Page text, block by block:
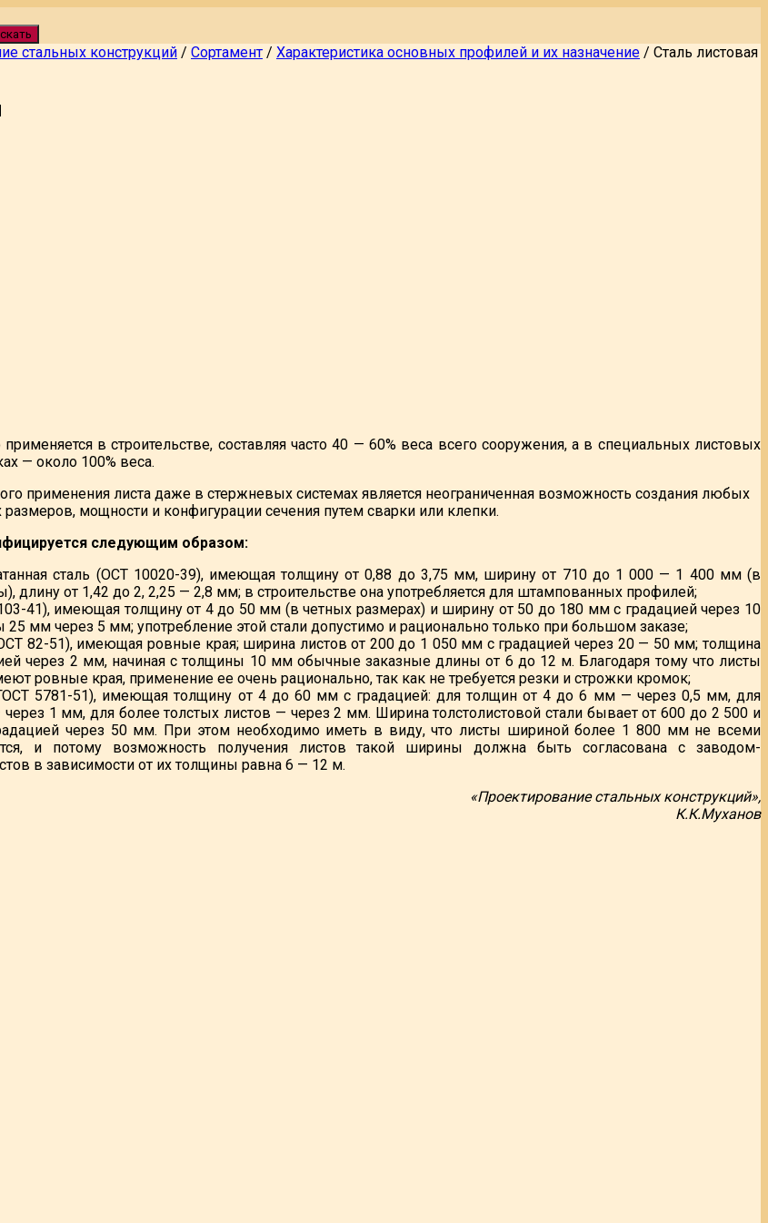
стальных конструкций / Сортамент / Характеристика основных профилей и их назначение / Сталь листовая
в строительстве, составляя часто 40 — 60% веса всего сооружения, а в специальных листовых
— около 100% веса.
применения листа даже в стержневых системах является неограниченная возможность создания любых
мощности и конфигурации сечения путем сварки или клепки.
следующим образом:
сталь (ОСТ 10020-39), имеющая толщину от 0,88 до 3,75 мм, ширину от 710 до 1 000 — 1 400 мм (в
длину от 1,42 до 2, 2,25 — 2,8 мм; в строительстве она употребляется для штампованных профилей;
41), имеющая толщину от 4 до 50 мм (в четных размерах) и ширину от 50 до 180 мм с градацией через 10
мм через 5 мм; употребление этой стали допустимо и рационально только при большом заказе;
82-51), имеющая ровные края; ширина листов от 200 до 1 050 мм с градацией через 20 — 50 мм; толщина
через 2 мм, начиная с толщины 10 мм обычные заказные длины от 6 до 12 м. Благодаря тому что листы
ровные края, применение ее очень рационально, так как не требуется резки и строжки кромок;
(ГОСТ 5781-51), имеющая толщину от 4 до 60 мм с градацией: для толщин от 4 до 6 мм — через 0,5 мм, для
1 мм, для более толстых листов — через 2 мм. Ширина толстолистовой стали бывает от 600 до 2 500 и
через 50 мм. При этом необходимо иметь в виду, что листы шириной более 1 800 мм не всеми
и потому возможность получения листов такой ширины должна быть согласована с заводом-
в зависимости от их толщины равна 6 — 12 м.
«Проектирование стальных конструкций»,
К.К.Муханов